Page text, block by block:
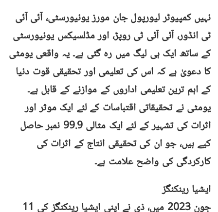
نہیں کمپیوٹر لیورپول جان مورز یونیورسٹی، آئی آئی
ٹی انڈور، آئی آئی ٹی روپڑ، اور مڈلسیکس یونیورسٹی
کے ساتھ ایک ہی لیگ میں رہ گئی ہے۔ یہ واقعی یومٹی
کا دعویٰ ہے کہ اس کی تعلیمی اور تحقیقی قوت دنیا
کے اہم ترین تعلیمی اداروں کے موازنے کے قابل ہے۔
یومٹی نے تحقیقاتی اقتباسات کے لئے ایک موثر اور
اثرات کی تشہیر کے لئے ایک مثالی 99.9 نمبر حاصل
کیے ہیں، جو ان کی تحقیقی انتاج کے اثرات کی
کارکردگی کی واضح علامت ہے۔
ایشیا رینکنگز
جون 2023 میں، ذی نے اپنی ایشیا رینکنگز کی 11